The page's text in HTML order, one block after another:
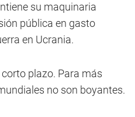
su maquinaria
pública en gasto
en Ucrania.
plazo. Para más
no son boyantes.